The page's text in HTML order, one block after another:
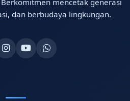
dan berbudaya lingkungan.